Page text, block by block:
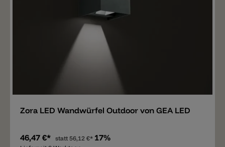
Zora LED Wandwürfel Outdoor von GEA LED
46,47 €* statt56,12 €* 17%